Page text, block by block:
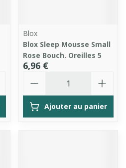
Blox
Blox Sleep Mousse Small
Rose Bouch. Oreilles 5
6,96 €
Ajouter au panier